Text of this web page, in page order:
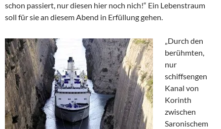
schon passiert, nur diesen hier noch nich!“ Ein Lebenstraum
soll für sie an diesem Abend in Erfüllung gehen.
„Durch den
berühmten,
nur
schiffsengen
Kanal von
Korinth
zwischen
Saronischem